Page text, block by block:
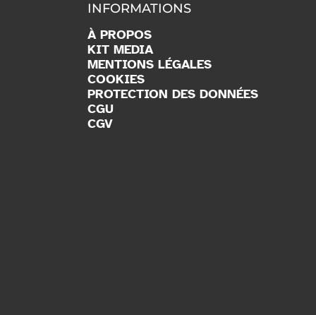
INFORMATIONS
À PROPOS
KIT MEDIA
MENTIONS LÉGALES
COOKIES
PROTECTION DES DONNÉES
CGU
CGV